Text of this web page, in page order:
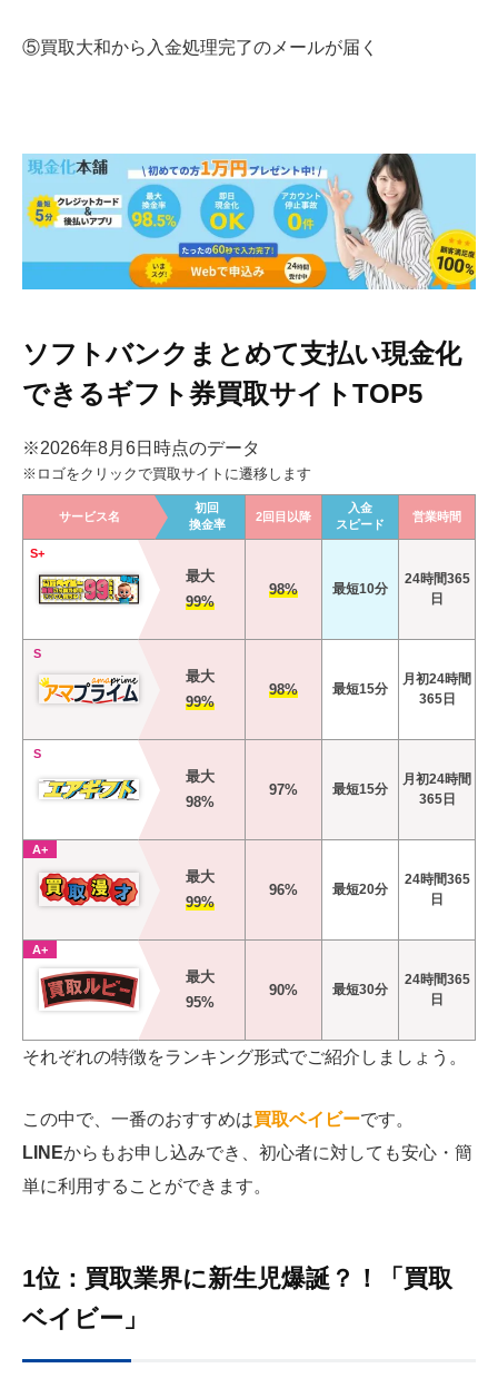
⑤買取大和から入金処理完了のメールが届く
ソフトバンクまとめて支払い現金化
できるギフト券買取サイトTOP5
※2026年8月6日時点のデータ
※ロゴをクリックで買取サイトに遷移します
サービス名
初回
換金率
2回目以降
入金
スピード
営業時間
S+
最大
99%
98% 最短10分
24時間365
日
S
最大
99%
98% 最短15分
月初24時間
365日
S
最大
98%
97% 最短15分
月初24時間
365日
A+
最大
99%
96% 最短20分
24時間365
日
A+
最大
95%
90% 最短30分
24時間365
日
それぞれの特徴をランキング形式でご紹介しましょう。
この中で、一番のおすすめは買取ベイビーです。
LINEからもお申し込みでき、初心者に対しても安心・簡
単に利用することができます。
1位：買取業界に新生児爆誕？！「買取
ベイビー」